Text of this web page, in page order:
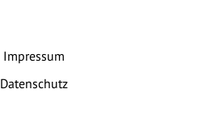
Impressum
Datenschutz